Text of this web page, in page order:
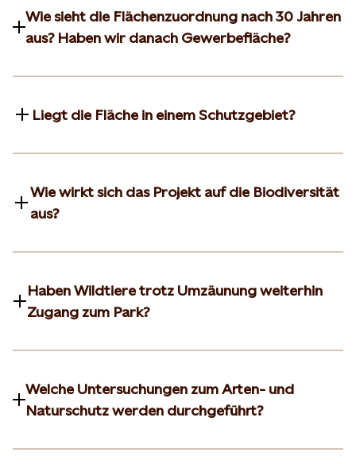
Wie sieht die Flächenzuordnung nach 30 Jahren
aus? Haben wir danach Gewerbefläche?
Liegt die Fläche in einem Schutzgebiet?
Wie wirkt sich das Projekt auf die Biodiversität
aus?
Haben Wildtiere trotz Umzäunung weiterhin
Zugang zum Park?
Welche Untersuchungen zum Arten- und
Naturschutz werden durchgeführt?